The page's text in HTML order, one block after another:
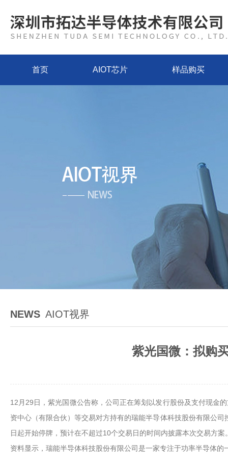
首页 AIOT芯片 样品购买
NEWS AIOT视界
紫光国微：拟购
12月29日，紫光国微公告称，公司正在筹划以发行股份及支付现金
资中心（有限合伙）等交易对方持有的瑞能半导体科技股份有限公
日起开始停牌，预计在不超过10个交易日的时间内披露本次交易方案
资料显示，瑞能半导体科技股份有限公司是一家专注于功率半导体